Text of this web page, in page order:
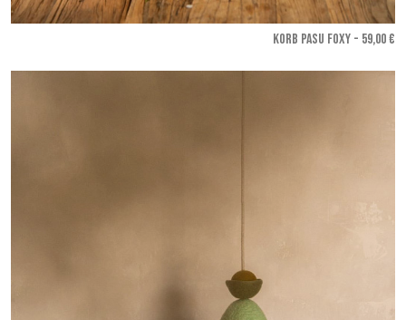
KORB PASU FOXY - 59,00 €